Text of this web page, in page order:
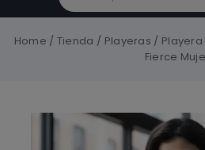
Home / Tienda / Playeras / Playera
Fierce